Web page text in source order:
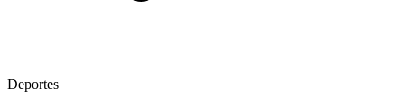
Deportes